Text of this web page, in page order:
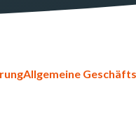
Allgemeine